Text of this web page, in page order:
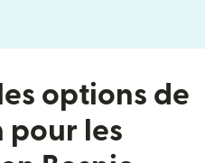
options de
pour les